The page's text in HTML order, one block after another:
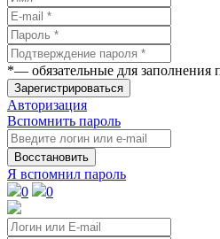
*— обязательные для заполнения
Зарегистрироваться
Авторизация
Вспомнить пароль
Восстановить
Я вспомнил пароль
0
0